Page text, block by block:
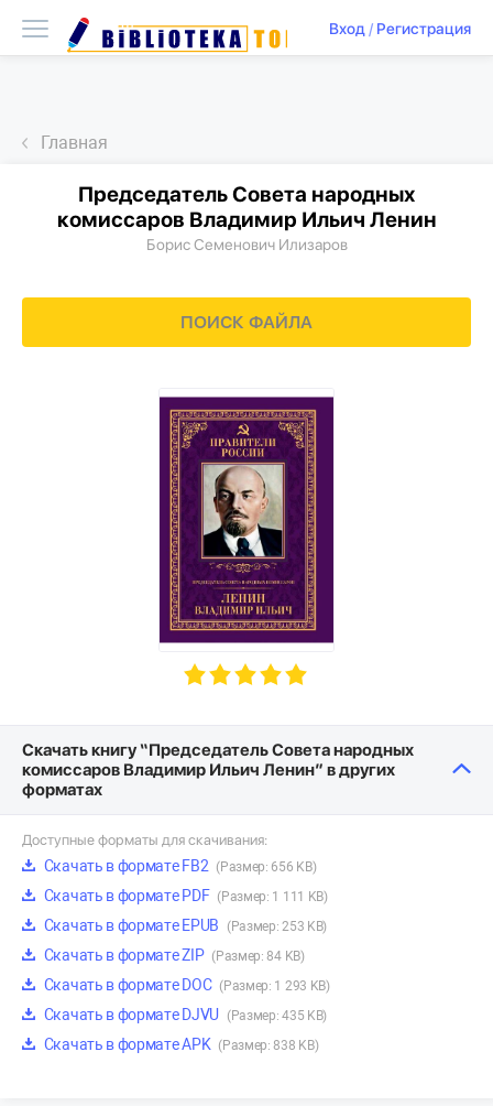
Вход/ Регистрация
Главная
Председатель Совета народных
комиссаров Владимир Ильич Ленин
Борис Семенович Илизаров
ПОИСК ФАЙЛА
Скачать книгу “Председатель Совета народных
комиссаров Владимир Ильич Ленин” в других
форматах
Доступные форматы для скачивания:
Скачать в формате FB2 (Размер: 656 KB)
Скачать в формате PDF (Размер: 1 111 KB)
Скачать в формате EPUB (Размер: 253 KB)
Скачать в формате ZIP (Размер: 84 KB)
Скачать в формате DOC (Размер: 1 293 KB)
Скачать в формате DJVU (Размер: 435 KB)
Скачать в формате APK (Размер: 838 KB)